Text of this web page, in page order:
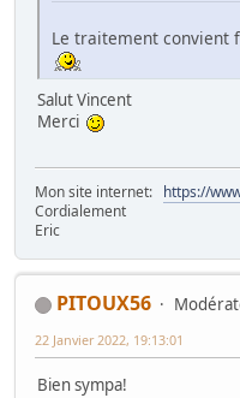
Le traitement convient
Salut Vincent
Merci
Mon site internet: https://
Cordialement
Eric
PITOUX56
22 Janvier 2022, 19:13:01
Bien sympa!